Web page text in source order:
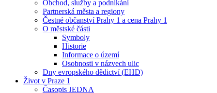
Obchod, služby a podnikání
Partnerská města a regiony
Čestné občanství Prahy 1 a cena Prahy 1
O městské části
Symboly
Historie
Informace o území
Osobnosti v názvech ulic
Dny evropského dědictví (EHD)
Život v Praze 1
Časopis JEDNA